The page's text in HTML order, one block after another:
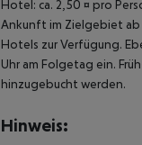
Hotel: ca. 2,50 ¤ pro
Ankunft im Zielgebiet
Hotels zur Verfügung.
Uhr am Folgetag ein.
hinzugebucht werden.
Hinweis: